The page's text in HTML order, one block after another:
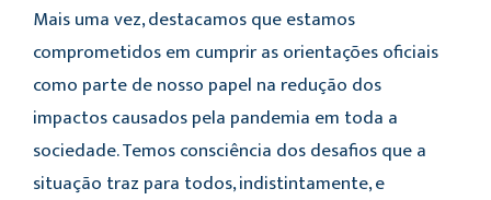
Mais uma vez, destacamos que estamos
comprometidos em cumprir as orientações oficiais
como parte de nosso papel na redução dos
impactos causados pela pandemia em toda a
sociedade. Temos consciência dos desafios que a
situação traz para todos, indistintamente, e